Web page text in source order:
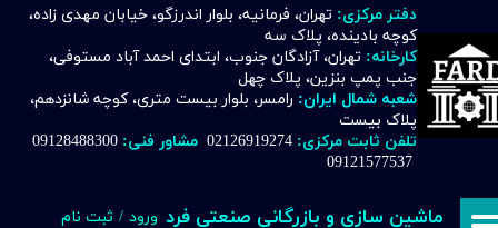
دفتر مرکزی: تهران، فرمانیه، بلوار اندرزگو، خیابان مهدی زاده،
کوچه بادینده، پلاک سه
کارخانه: تهران، آزادگان جنوب، ابتدای احمد آباد مستوفی،
جنب پمپ بنزین، پلاک چهل
شعبه شمال ایران: رامسر، بلوار بیست متری، کوچه شانزدهم،
پلاک بیست
تلفن ثابت مرکزی: 02126919274 مشاور فنی:
09121577537
ماشین سازی و بازرگانی صنعتی فرد ورود / ثبت نام
حساب کاربری من
تغییر گذر واژه
خروج از حساب کاربری